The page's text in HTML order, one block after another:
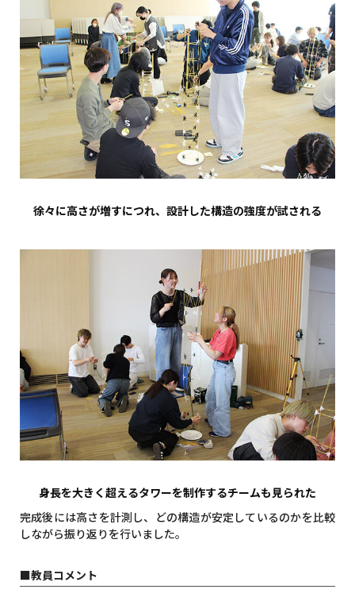
徐々に高さが増すにつれ、設計した構造の強度が試される
身長を大きく超えるタワーを制作するチームも見られた
完成後には高さを計測し、どの構造が安定しているのかを比較
しながら振り返りを行いました。
■教員コメント